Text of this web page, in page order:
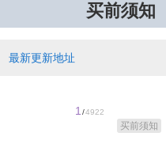
买前须知
最新更新地址
1 /4922
买前须知